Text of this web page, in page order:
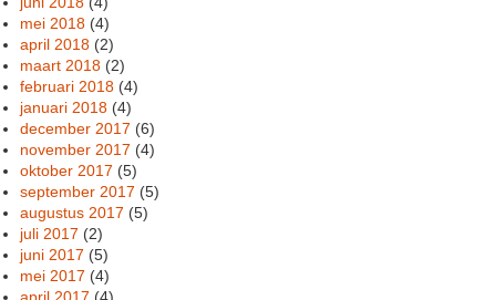
mei 2018 (4)
april 2018 (2)
maart 2018 (2)
februari 2018 (4)
januari 2018 (4)
december 2017 (6)
november 2017 (4)
oktober 2017 (5)
september 2017 (5)
augustus 2017 (5)
juli 2017 (2)
juni 2017 (5)
mei 2017 (4)
april 2017 (4)